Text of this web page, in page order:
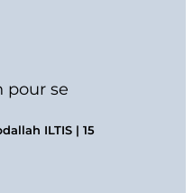
pour se
ILTIS | 15